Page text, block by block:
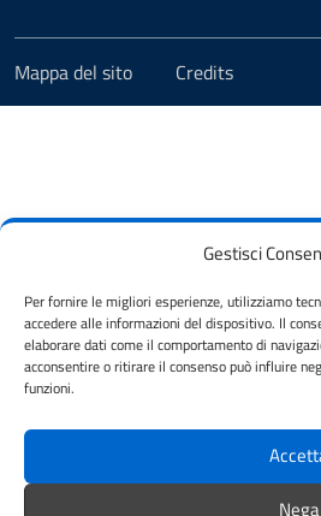
Gestisci
Per fornire le migliori esperienze, utilizziamo
accedere alle informazioni del dispositivo. Il
elaborare dati come il comportamento di
acconsentire o ritirare il consenso può influire
funzioni.
Nega
Mappa del sito Credits